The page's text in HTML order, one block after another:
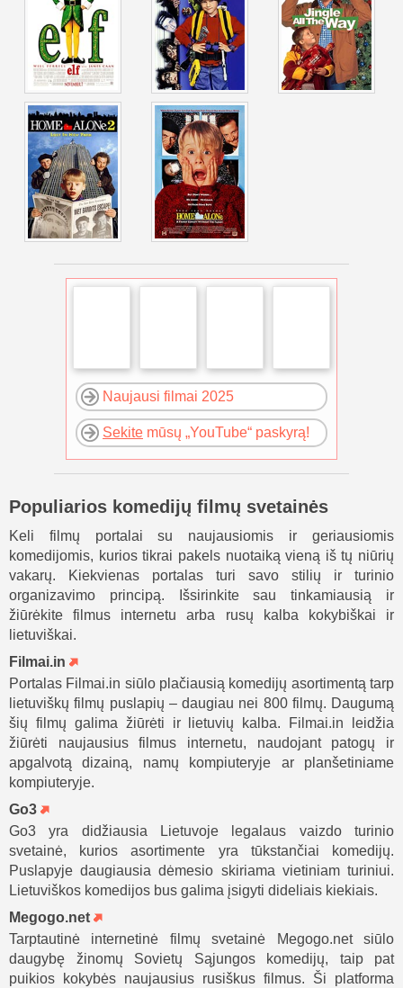
Naujausi filmai 2025
Sekite mūsų „YouTube“ paskyrą!
Populiarios komedijų filmų svetainės
Keli filmų portalai su naujausiomis ir geriausiomis
komedijomis, kurios tikrai pakels nuotaiką vieną iš tų niūrių
vakarų. Kiekvienas portalas turi savo stilių ir turinio
organizavimo principą. Išsirinkite sau tinkamiausią ir
žiūrėkite filmus internetu arba rusų kalba kokybiškai ir
lietuviškai.
Filmai.in
Portalas Filmai.in siūlo plačiausią komedijų asortimentą tarp
lietuviškų filmų puslapių – daugiau nei 800 filmų. Daugumą
šių filmų galima žiūrėti ir lietuvių kalba. Filmai.in leidžia
žiūrėti naujausius filmus internetu, naudojant patogų ir
apgalvotą dizainą, namų kompiuteryje ar planšetiniame
kompiuteryje.
Go3
Go3 yra didžiausia Lietuvoje legalaus vaizdo turinio
svetainė, kurios asortimente yra tūkstančiai komedijų.
Puslapyje daugiausia dėmesio skiriama vietiniam turiniui.
Lietuviškos komedijos bus galima įsigyti dideliais kiekiais.
Megogo.net
Tarptautinė internetinė filmų svetainė Megogo.net siūlo
daugybę žinomų Sovietų Sąjungos komedijų, taip pat
puikios kokybės naujausius rusiškus filmus. Ši platforma